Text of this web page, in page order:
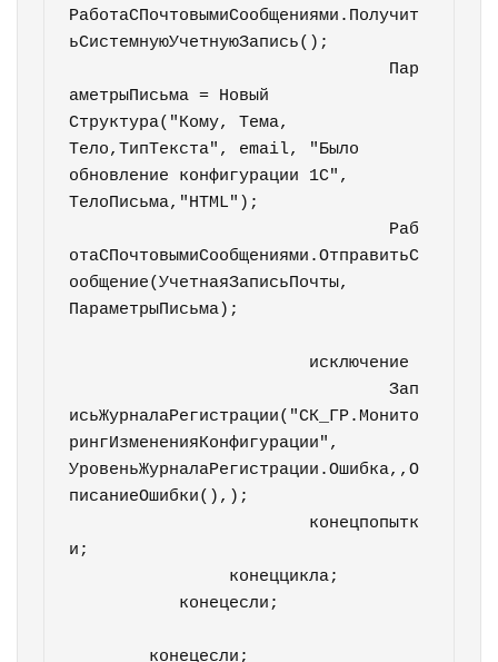
РаботаСПочтовымиСообщениями.Получит
ьСистемнуюУчетнуюЗапись();
аметрыПисьма = Новый
Структура("Кому, Тема,
Тело,ТипТекста", email, "Было
обновление конфигурации 1С",
ТелоПисьма,"HTML");
отаСПочтовымиСообщениями.ОтправитьС
ообщение(УчетнаяЗаписьПочты,
ПараметрыПисьма);
				Зап
исьЖурналаРегистрации("СК_ГР.Монито
рингИзмененияКонфигурации",
УровеньЖурналаРегистрации.Ошибка,,О
писаниеОшибки(),);
и;